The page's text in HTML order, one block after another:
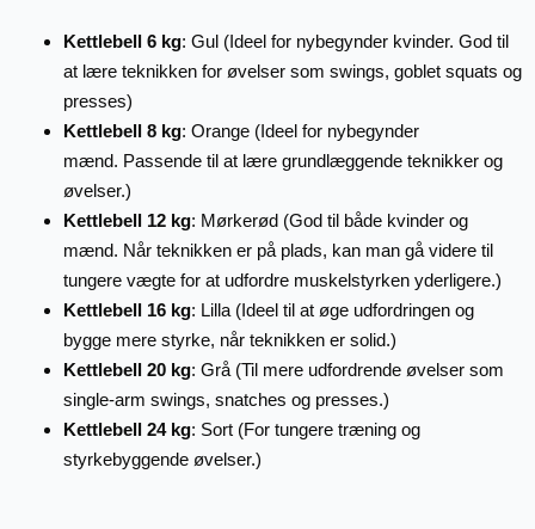
Kettlebell 6 kg: Gul (Ideel for nybegynder kvinder. God til
at lære teknikken for øvelser som swings, goblet squats og
presses)
Kettlebell 8 kg: Orange (Ideel for nybegynder
mænd. Passende til at lære grundlæggende teknikker og
øvelser.)
Kettlebell 12 kg: Mørkerød (God til både kvinder og
mænd. Når teknikken er på plads, kan man gå videre til
tungere vægte for at udfordre muskelstyrken yderligere.)
Kettlebell 16 kg: Lilla (Ideel til at øge udfordringen og
bygge mere styrke, når teknikken er solid.)
Kettlebell 20 kg: Grå (Til mere udfordrende øvelser som
single-arm swings, snatches og presses.)
Kettlebell 24 kg: Sort (For tungere træning og
styrkebyggende øvelser.)